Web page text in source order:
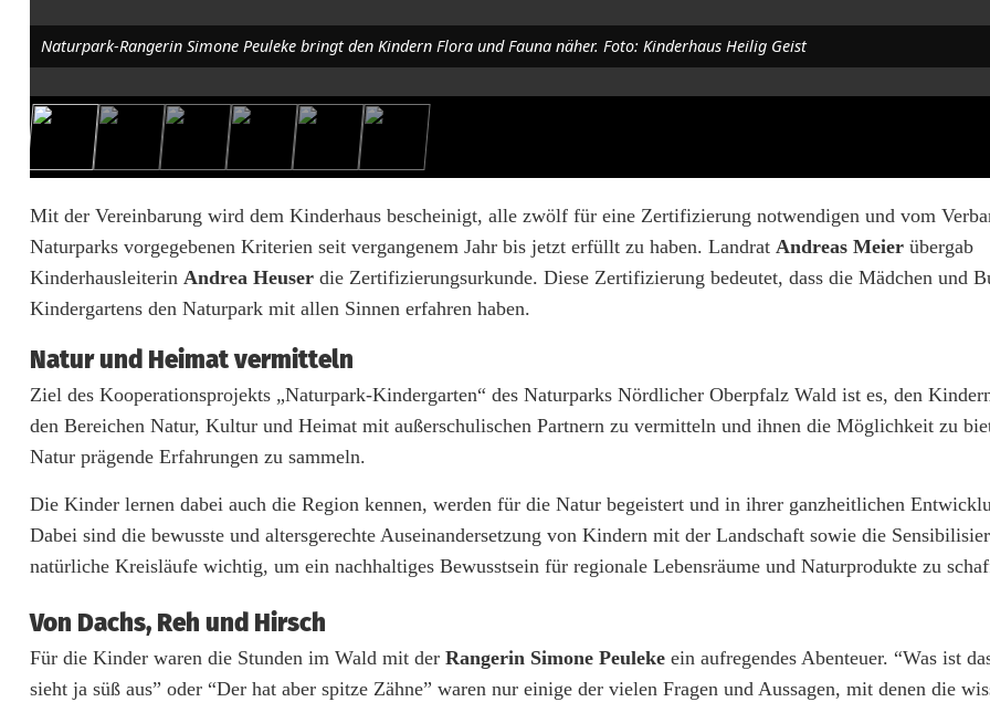
g
r
t
e
n
:
i
n
d
e
r
r
Naturpark-Rangerin Simone Peuleke bringt den Kindern Flora und Fauna näher. Foto: Kinderhaus Heilig Geist
Mit der Vereinbarung wird dem Kinderhaus bescheinigt, alle zwölf für eine Zertifizierung notwendigen und vom
Naturparks vorgegebenen Kriterien seit vergangenem Jahr bis jetzt erfüllt zu haben. Landrat Andreas Meier übergab
Kinderhausleiterin Andrea Heuser die Zertifizierungsurkunde. Diese Zertifizierung bedeutet, dass die Mädchen und
Kindergartens den Naturpark mit allen Sinnen erfahren haben.
Natur und Heimat vermitteln
Ziel des Kooperationsprojekts „Naturpark-Kindergarten“ des Naturparks Nördlicher Oberpfalz Wald ist es, den
den Bereichen Natur, Kultur und Heimat mit außerschulischen Partnern zu vermitteln und ihnen die Möglichkeit zu
Natur prägende Erfahrungen zu sammeln.
Die Kinder lernen dabei auch die Region kennen, werden für die Natur begeistert und in ihrer ganzheitlichen
Dabei sind die bewusste und altersgerechte Auseinandersetzung von Kindern mit der Landschaft sowie die
natürliche Kreisläufe wichtig, um ein nachhaltiges Bewusstsein für regionale Lebensräume und Naturprodukte zu
Von Dachs, Reh und Hirsch
Für die Kinder waren die Stunden im Wald mit der Rangerin Simone Peuleke ein aufregendes Abenteuer. “Was ist
sieht ja süß aus” oder “Der hat aber spitze Zähne” waren nur einige der vielen Fragen und Aussagen, mit denen die